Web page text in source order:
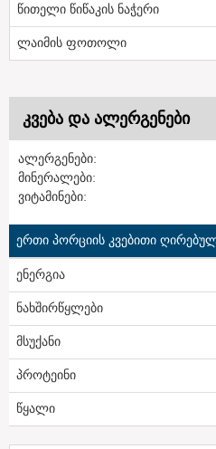
წითელი წიწაკის ნაჭერი
ლაიმის ფოთოლი
კვება და ალერგენები
ალერგენები:
მინერალები:
ვიტამინები:
ერთი პორციის კვებითი
ენერგია
ნახშირწყლები
მსუქანი
პროტეინი
წყალი